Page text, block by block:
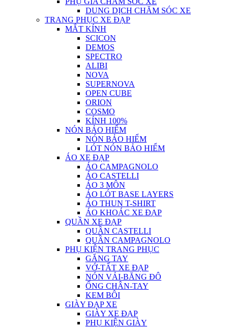
DUNG DỊCH CHĂM SÓC XE
TRANG PHỤC XE ĐẠP
MẮT KÍNH
SCICON
DEMOS
SPECTRO
ALIBI
NOVA
SUPERNOVA
OPEN CUBE
ORION
COSMO
KÍNH 100%
NÓN BẢO HIỂM
NÓN BẢO HIỂM
LÓT NÓN BẢO HIỂM
ÁO XE ĐẠP
ÁO CAMPAGNOLO
ÁO CASTELLI
ÁO 3 MÔN
ÁO LÓT BASE LAYERS
ÁO THUN T-SHIRT
ÁO KHOÁC XE ĐẠP
QUẦN XE ĐẠP
QUẦN CASTELLI
QUẦN CAMPAGNOLO
PHỤ KIỆN TRANG PHỤC
GĂNG TAY
VỚ-TẤT XE ĐẠP
NÓN VẢI-BĂNG ĐÔ
ỐNG CHÂN-TAY
KEM BÔI
GIÀY ĐẠP XE
GIÀY XE ĐẠP
PHỤ KIỆN GIÀY